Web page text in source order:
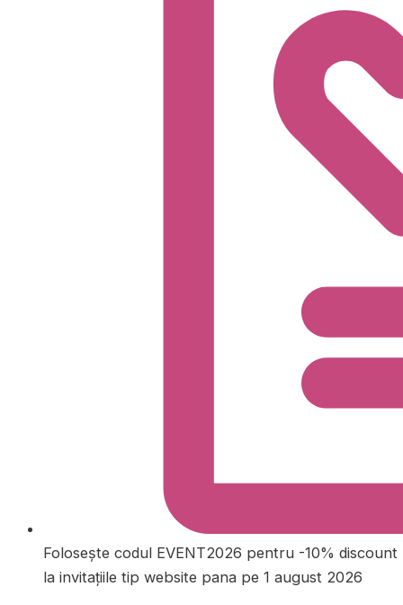
Folosește codul EVENT2026 pentru -10% discount
la invitațiile tip website pana pe 1 august 2026